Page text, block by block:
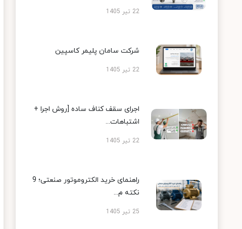
22 تیر 1405
شرکت سامان پلیمر کاسپین
22 تیر 1405
اجرای سقف کناف ساده [روش اجرا +
اشتباهات...
22 تیر 1405
راهنمای خرید الکتروموتور صنعتی؛ 9
نکته م...
25 تیر 1405